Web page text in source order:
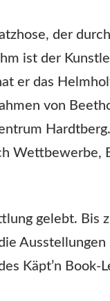
der
ist der
er das
von
Wettbewerbe,
gelebt. Bis
Käpt’n Book-